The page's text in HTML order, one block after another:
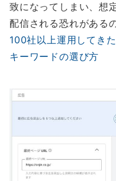
致になってしまい、想
配信される恐れがある
100社以上運用してき
キーワードの選び方